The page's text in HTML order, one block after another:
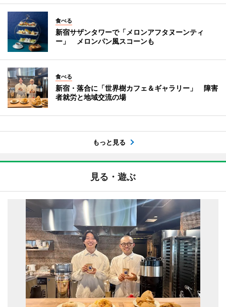
食べる
新宿サザンタワーで「メロンアフタヌーンティ
ー」 メロンパン風スコーンも
食べる
新宿・落合に「世界樹カフェ＆ギャラリー」 障害
者就労と地域交流の場
もっと見る
見る・遊ぶ